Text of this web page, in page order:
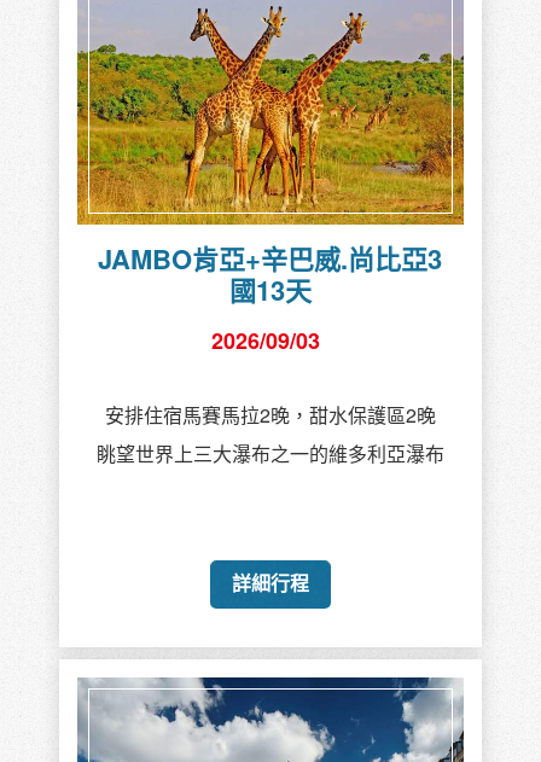
JAMBO肯亞+辛巴威.尚比亞3
國13天
2026/09/03
安排住宿馬賽馬拉2晚，甜水保護區2晚
眺望世界上三大瀑布之一的維多利亞瀑布
詳細行程